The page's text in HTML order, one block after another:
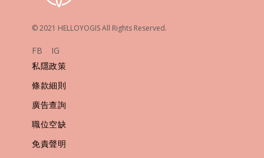
© 2021 HELLOYOGIS All Rights Reserved.
FB
IG
私隱政策
條款細則
廣告查詢
職位空缺
免責聲明